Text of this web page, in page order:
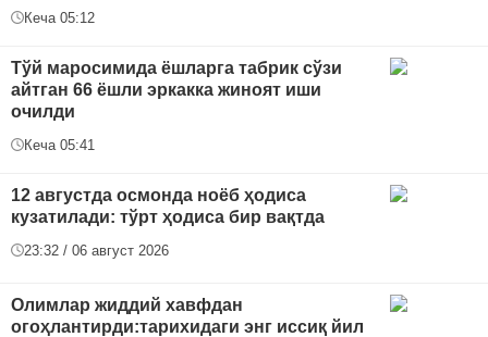
Кеча 05:12
Тўй маросимида ёшларга табрик сўзи
айтган 66 ёшли эркакка жиноят иши
очилди
Кеча 05:41
12 августда осмонда ноёб ҳодиса
кузатилади: тўрт ҳодиса бир вақтда
23:32 / 06 август 2026
Oлимлар жиддий хавфдан
огоҳлантирди:тарихидаги энг иссиқ йил